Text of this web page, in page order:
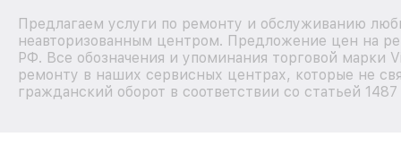
Предлагаем услуги по ремонту и обслуживанию
неавторизованным центром. Предложение цен на
РФ. Все обозначения и упоминания торговой марки
ремонту в наших сервисных центрах, которые не
гражданский оборот в соответствии со статьей